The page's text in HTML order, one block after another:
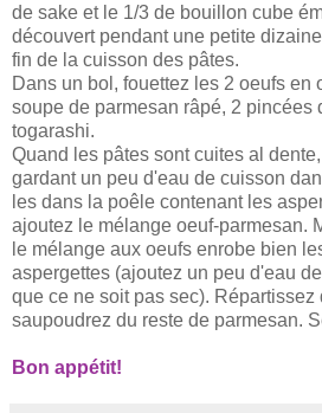
de sake et le 1/3 de bouillon cube
découvert pendant une petite
fin de la cuisson des pâtes.
Dans un bol, fouettez les 2 oeufs en
soupe de parmesan râpé, 2 pincées
togarashi.
Quand les pâtes sont cuites al dente
gardant un peu d'eau de cuisson
les dans la poêle contenant les
ajoutez le mélange oeuf-parmesan.
le mélange aux oeufs enrobe bien
aspergettes (ajoutez un peu d'eau
que ce ne soit pas sec). Répartissez
saupoudrez du reste de parmesan.
Bon appétit!